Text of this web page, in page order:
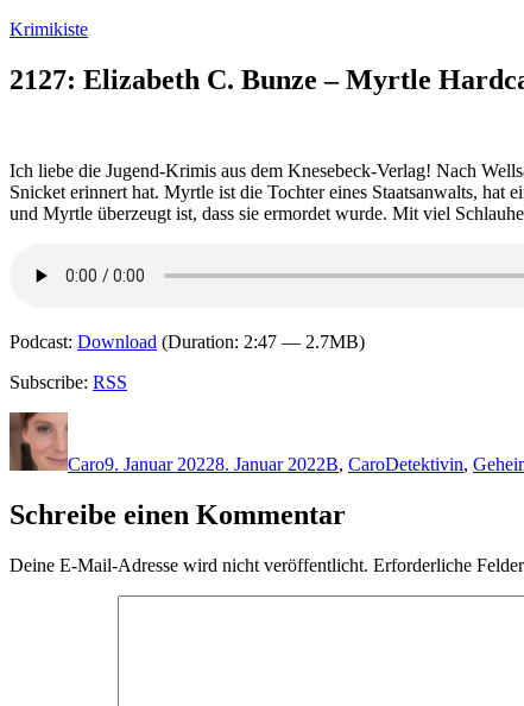
Zum
springen
Krimikiste
2127: Elizabeth C. Bunze – Myrtle
Ich liebe die Jugend-Krimis aus dem Knesebeck-Verlag! Nach
Snicket erinnert hat. Myrtle ist die Tochter eines Staatsanwalts, hat
und Myrtle überzeugt ist, dass sie ermordet wurde. Mit viel
Podcast: Download (Duration: 2:47 — 2.7MB)
Subscribe: RSS
Autor
Caro9. Januar 20228. Januar 2022B, CaroDetektivin,
Schreibe einen Kommentar
Deine E-Mail-Adresse wird nicht veröffentlicht. Erforderliche